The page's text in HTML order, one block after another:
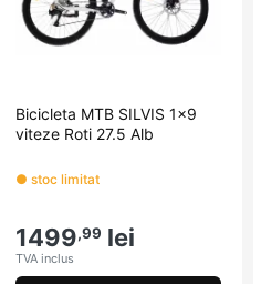
Bicicleta MTB SILVIS 1x9
viteze Roti 27.5 Alb
● stoc limitat
1499,99 lei
TVA inclus